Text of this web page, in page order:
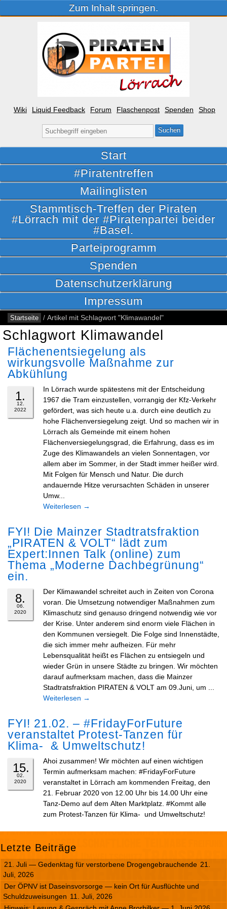
Zum Inhalt springen.
Wiki Liquid Feedback Forum Flaschenpost Spenden Shop
Suche
nach:
Start
#Piratentreffen
Mailinglisten
Stammtisch-Treffen der Piraten
#Lörrach mit der #Piratenpartei beider
#Basel.
Parteiprogramm
Spenden
Datenschutzerklärung
Impressum
Startseite / Artikel mit Schlagwort "Klimawandel"
Schlagwort Klimawandel
Flächenentsiegelung als
wirkungsvolle Maßnahme zur
Abkühlung
1.
12.
2022
In Lörrach wurde spätestens mit der Entscheidung
1967 die Tram einzustellen, vorrangig der Kfz-Verkehr
gefördert, was sich heute u.a. durch eine deutlich zu
hohe Flächenversiegelung zeigt. Und so machen wir in
Lörrach als Gemeinde mit einem hohen
Flächenversiegelungsgrad, die Erfahrung, dass es im
Zuge des Klimawandels an vielen Sonnentagen, vor
allem aber im Sommer, in der Stadt immer heißer wird.
Mit Folgen für Mensch und Natur. Die durch
andauernde Hitze verursachten Schäden in unserer
Umw...
Weiterlesen →
FYI! Die Mainzer Stadtratsfraktion
„PIRATEN & VOLT“ lädt zum
Expert:Innen Talk (online) zum
Thema „Moderne Dachbegrünung“
ein.
8.
06.
2020
Der Klimawandel schreitet auch in Zeiten von Corona
voran. Die Umsetzung notwendiger Maßnahmen zum
Klimaschutz sind genauso dringend notwendig wie vor
der Krise. Unter anderem sind enorm viele Flächen in
den Kommunen versiegelt. Die Folge sind Innenstädte,
die sich immer mehr aufheizen. Für mehr
Lebensqualität heißt es Flächen zu entsiegeln und
wieder Grün in unsere Städte zu bringen. Wir möchten
darauf aufmerksam machen, dass die Mainzer
Stadtratsfraktion PIRATEN & VOLT am 09.Juni, um ...
Weiterlesen →
FYI! 21.02. – #FridayForFuture
veranstaltet Protest-Tanzen für
Klima- & Umweltschutz!
15.
02.
2020
Ahoi zusammen! Wir möchten auf einen wichtigen
Termin aufmerksam machen: #FridayForFuture
veranstaltet in Lörrach am kommenden Freitag, den
21. Februar 2020 von 12.00 Uhr bis 14.00 Uhr eine
Tanz-Demo auf dem Alten Marktplatz. #Kommt alle
zum Protest-Tanzen für Klima- und Umweltschutz!
Letzte Beiträge
21. Juli — Gedenktag für verstorbene Drogengebrauchende 21.
Juli, 2026
Der ÖPNV ist Daseinsvorsorge — kein Ort für Ausflüchte und
Schuldzuweisungen 11. Juli, 2026